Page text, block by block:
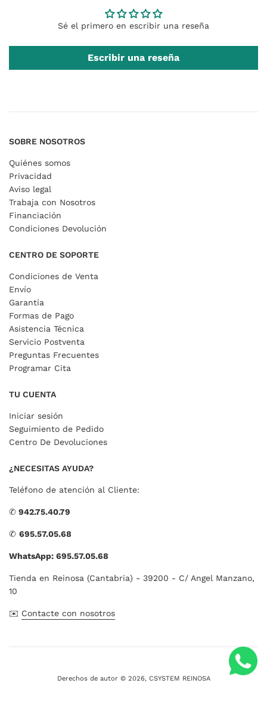
Sé el primero en escribir una reseña
Escribir una reseña
SOBRE NOSOTROS
Quiénes somos
Privacidad
Aviso legal
Trabaja con Nosotros
Financiación
Condiciones Devolución
CENTRO DE SOPORTE
Condiciones de Venta
Envío
Garantía
Formas de Pago
Asistencia Técnica
Servicio Postventa
Preguntas Frecuentes
Programar Cita
TU CUENTA
Iniciar sesión
Seguimiento de Pedido
Centro De Devoluciones
¿NECESITAS AYUDA?
Teléfono de atención al Cliente:
✆ 942.75.40.79
✆ 695.57.05.68
WhatsApp: 695.57.05.68
Tienda en Reinosa (Cantabria) - 39200 - C/ Angel Manzano,
10
✉️ Contacte con nosotros
Derechos de autor © 2026, CSYSTEM REINOSA